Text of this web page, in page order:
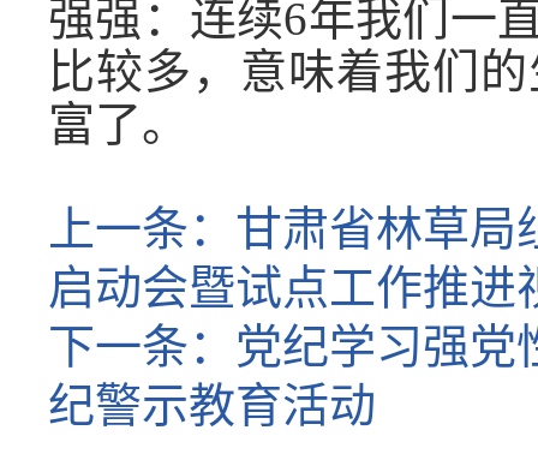
强强：连续6年我们一
比较多，意味着我们
富了。
上一条： 甘肃省林草局
启动会暨试点工作推进
下一条： 党纪学习强
纪警示教育活动